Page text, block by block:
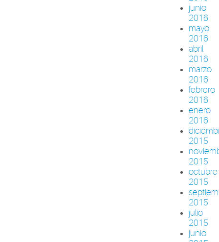
junio
2016
mayo
2016
abril
2016
marzo
2016
febrero
2016
enero
2016
2015
2015
octubre
2015
2015
julio
2015
junio